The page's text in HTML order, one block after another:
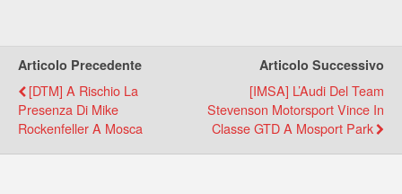
Articolo Precedente
[DTM] A Rischio La
Presenza Di Mike
Rockenfeller A Mosca
Articolo Successivo
[IMSA] L’Audi Del Team
Stevenson Motorsport Vince In
Classe GTD A Mosport Park